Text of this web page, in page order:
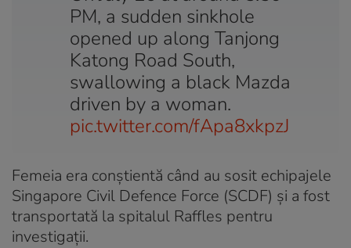
PM, a sudden sinkhole
opened up along Tanjong
Katong Road South,
swallowing a black Mazda
driven by a woman.
pic.twitter.com/fApa8xkpzJ
Femeia era conștientă când au sosit echipajele
Singapore Civil Defence Force (SCDF) și a fost
transportată la spitalul Raffles pentru
investigații.